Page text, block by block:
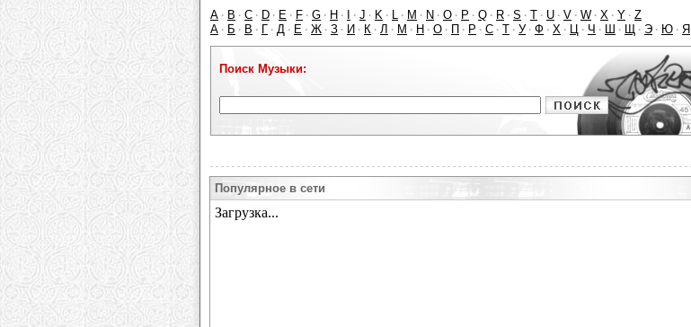
A · B · C · D · E · F · G · H · · J · K · L · M · N · O · P · Q · R · S · T · U · V · W · X · Y · Z
А · Б · В · Г · Д · Е · Ж · З · И · К · Л · М · Н · О · П · Р · С · Т · У · Ф · Х · Ц · Ч · Ш · Щ · Э · Ю · Я
Поиск Музыки:
Популярное в сети